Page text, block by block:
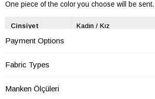
One piece of the color you choose will be sent.
Cinsiyet Kadın / Kız
Desen
Materyal
Payment Options
Fabric Types
Manken Ölçüleri